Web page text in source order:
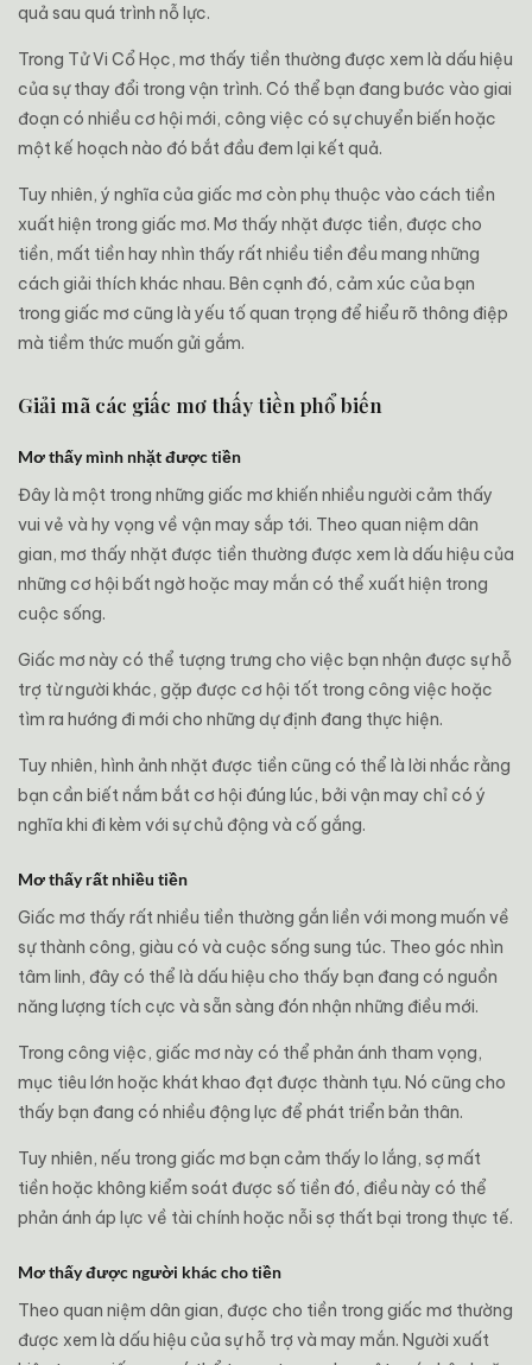
quả sau quá trình nỗ lực.
Trong Tử Vi Cổ Học, mơ thấy tiền thường được xem là dấu hiệu
của sự thay đổi trong vận trình. Có thể bạn đang bước vào giai
đoạn có nhiều cơ hội mới, công việc có sự chuyển biến hoặc
một kế hoạch nào đó bắt đầu đem lại kết quả.
Tuy nhiên, ý nghĩa của giấc mơ còn phụ thuộc vào cách tiền
xuất hiện trong giấc mơ. Mơ thấy nhặt được tiền, được cho
tiền, mất tiền hay nhìn thấy rất nhiều tiền đều mang những
cách giải thích khác nhau. Bên cạnh đó, cảm xúc của bạn
trong giấc mơ cũng là yếu tố quan trọng để hiểu rõ thông điệp
mà tiềm thức muốn gửi gắm.
Giải mã các giấc mơ thấy tiền phổ biến
Mơ thấy mình nhặt được tiền
Đây là một trong những giấc mơ khiến nhiều người cảm thấy
vui vẻ và hy vọng về vận may sắp tới. Theo quan niệm dân
gian, mơ thấy nhặt được tiền thường được xem là dấu hiệu của
những cơ hội bất ngờ hoặc may mắn có thể xuất hiện trong
cuộc sống.
Giấc mơ này có thể tượng trưng cho việc bạn nhận được sự hỗ
trợ từ người khác, gặp được cơ hội tốt trong công việc hoặc
tìm ra hướng đi mới cho những dự định đang thực hiện.
Tuy nhiên, hình ảnh nhặt được tiền cũng có thể là lời nhắc rằng
bạn cần biết nắm bắt cơ hội đúng lúc, bởi vận may chỉ có ý
nghĩa khi đi kèm với sự chủ động và cố gắng.
Mơ thấy rất nhiều tiền
Giấc mơ thấy rất nhiều tiền thường gắn liền với mong muốn về
sự thành công, giàu có và cuộc sống sung túc. Theo góc nhìn
tâm linh, đây có thể là dấu hiệu cho thấy bạn đang có nguồn
năng lượng tích cực và sẵn sàng đón nhận những điều mới.
Trong công việc, giấc mơ này có thể phản ánh tham vọng,
mục tiêu lớn hoặc khát khao đạt được thành tựu. Nó cũng cho
thấy bạn đang có nhiều động lực để phát triển bản thân.
Tuy nhiên, nếu trong giấc mơ bạn cảm thấy lo lắng, sợ mất
tiền hoặc không kiểm soát được số tiền đó, điều này có thể
phản ánh áp lực về tài chính hoặc nỗi sợ thất bại trong thực tế.
Mơ thấy được người khác cho tiền
Theo quan niệm dân gian, được cho tiền trong giấc mơ thường
được xem là dấu hiệu của sự hỗ trợ và may mắn. Người xuất